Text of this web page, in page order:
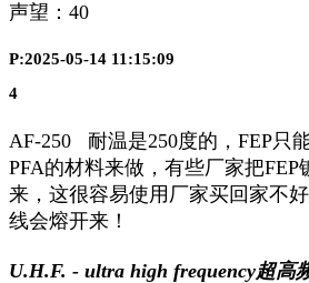
声望： 40
P:2025-05-14 11:15:09
4
AF-250 耐温是250度的，FEP只
PFA的材料来做，有些厂家把FEP
来，这很容易使用厂家买回家不
线会熔开来！
U.H.F. - ultra high frequency超高